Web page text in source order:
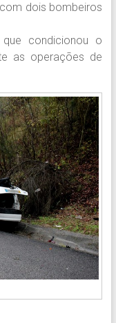
dois bombeiros
condicionou o
as operações de